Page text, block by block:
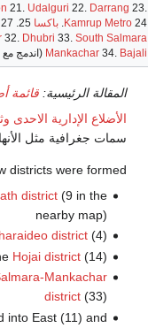
21.Udalguri 22.
Kamrup باكسا25.
27.
32.Dhubri33.South
Mankachar 34. (اندمج مع ضلع
المقالة الرئيسية:قائمة
الأضلاع الإدارية الاحدى وثلاثون
سمات جغرافية مثل الأنهار
districts were formed:
district(9 in the
nearby map)
Charaideo district (4)
theHojai district(14)
Salmara-Mankachar
district(33)
into East (11) and